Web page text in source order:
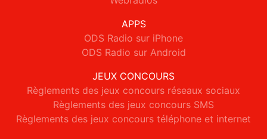
APPS
ODS Radio sur iPhone
ODS Radio sur Android
JEUX CONCOURS
Règlements des jeux concours réseaux sociaux
Règlements des jeux concours SMS
Règlements des jeux concours téléphone et internet